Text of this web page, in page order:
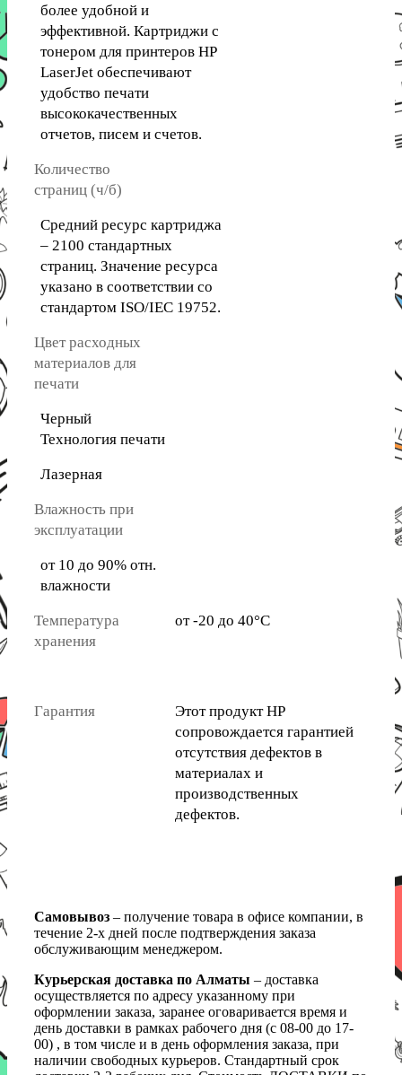
более удобной и
эффективной. Картриджи с
тонером для принтеров HP
LaserJet обеспечивают
удобство печати
высококачественных
отчетов, писем и счетов.
Количество
страниц (ч/б)
Средний ресурс картриджа
– 2100 стандартных
страниц. Значение ресурса
указано в соответствии со
стандартом ISO/IEC 19752.
Цвет расходных
материалов для
печати
Черный
Технология печати
Лазерная
Влажность при
эксплуатации
от 10 до 90% отн.
влажности
Температура
хранения
от -20 до 40°C
Гарантия
Этот продукт HP
сопровождается гарантией
отсутствия дефектов в
материалах и
производственных
дефектов.
Самовывоз – получение товара в офисе компании, в
течение 2-х дней после подтверждения заказа
обслуживающим менеджером.
Курьерская доставка по Алматы – доставка
осуществляется по адресу указанному при
оформлении заказа, заранее оговаривается время и
день доставки в рамках рабочего дня (с 08-00 до 17-
00) , в том числе и в день оформления заказа, при
наличии свободных курьеров. Стандартный срок